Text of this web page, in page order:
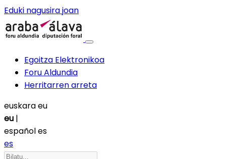
Eduki nagusira joan
Egoitza Elektronikoa
Foru Aldundia
Herritarren arreta
euskaraeu
eu |
españoles
es